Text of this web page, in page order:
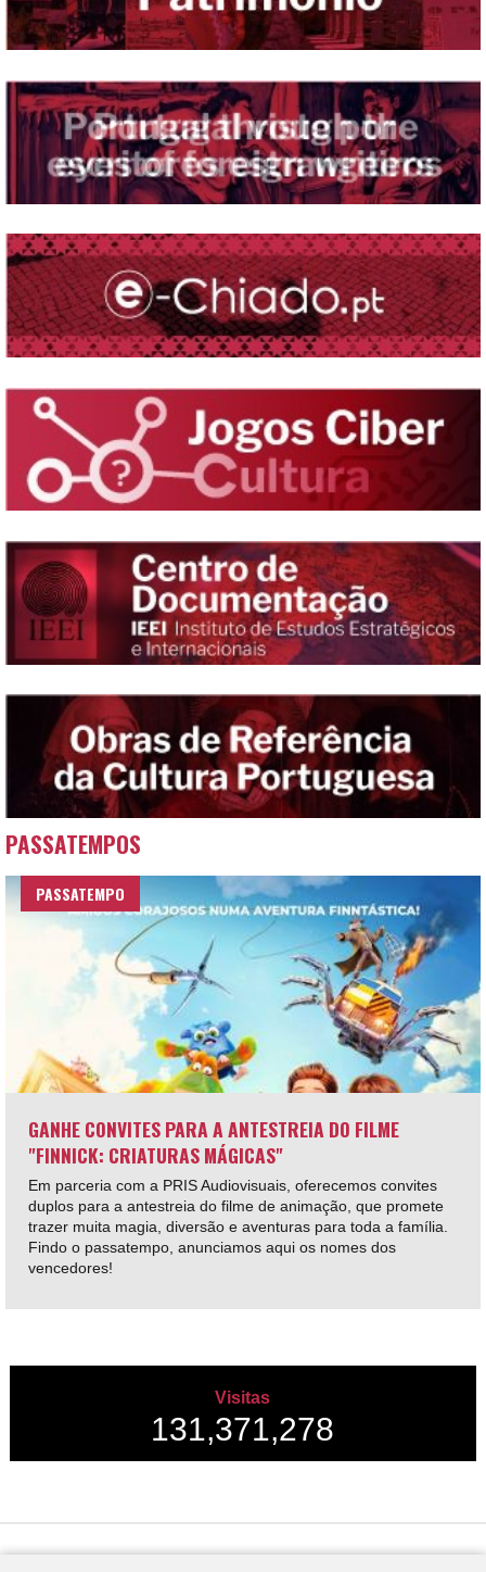
PASSATEMPOS
PASSATEMPO
GANHE CONVITES PARA A ANTESTREIA DO FILME
"FINNICK: CRIATURAS MÁGICAS"
Em parceria com a PRIS Audiovisuais, oferecemos convites
duplos para a antestreia do filme de animação, que promete
trazer muita magia, diversão e aventuras para toda a família.
Findo o passatempo, anunciamos aqui os nomes dos
vencedores!
Visitas
131,371,278